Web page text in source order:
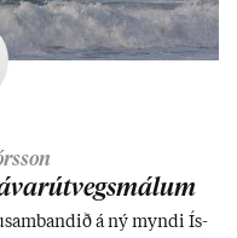
á ný myndi Ís­